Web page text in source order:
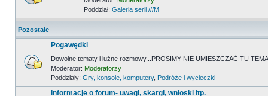
Poddział: Galeria serii ///M
Pozostałe
Pogawędki
Dowolne tematy i luźne rozmowy...PROSIMY NIE UMIESZCZAĆ TU
Moderator: Moderatorzy
Poddziały: Gry, konsole, komputery, Podróże i wycieczki
Informacje o forum- uwagi, skargi, wnioski itp.